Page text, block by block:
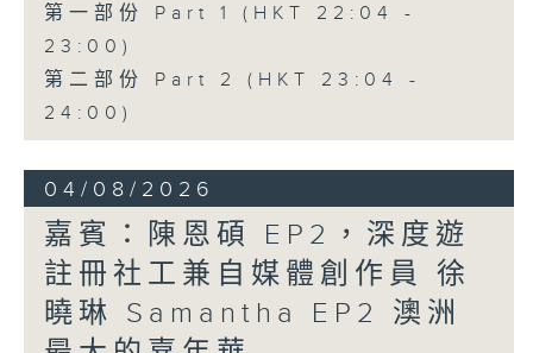
第一部份 Part 1 (HKT 22:04 -
23:00)
第二部份 Part 2 (HKT 23:04 -
24:00)
04/08/2026
嘉賓：陳恩碩 EP2，深度遊
註冊社工兼自媒體創作員 徐
曉琳 Samantha EP2 澳洲